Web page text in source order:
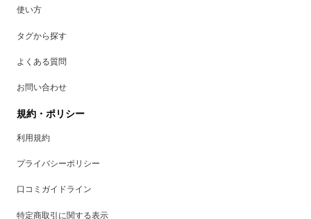
使い方
タグから探す
よくある質問
お問い合わせ
規約・ポリシー
利用規約
プライバシーポリシー
口コミガイドライン
特定商取引に関する表示